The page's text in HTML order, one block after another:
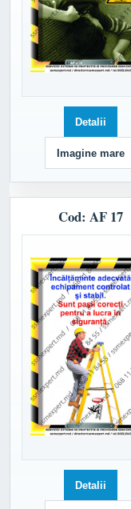
Detalii
Imagine mare
Cod: AF 17
Detalii